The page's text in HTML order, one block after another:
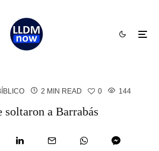
2 MIN READ 0 144
soltaron a Barrabás